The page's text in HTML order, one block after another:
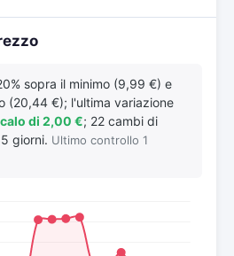
sopra il minimo (9,99 €) e
(20,44 €); l'ultima variazione
calo di 2,00 €; 22 cambi di
giorni. Ultimo controllo 1